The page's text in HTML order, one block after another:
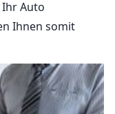
Auto
Ihnen somit